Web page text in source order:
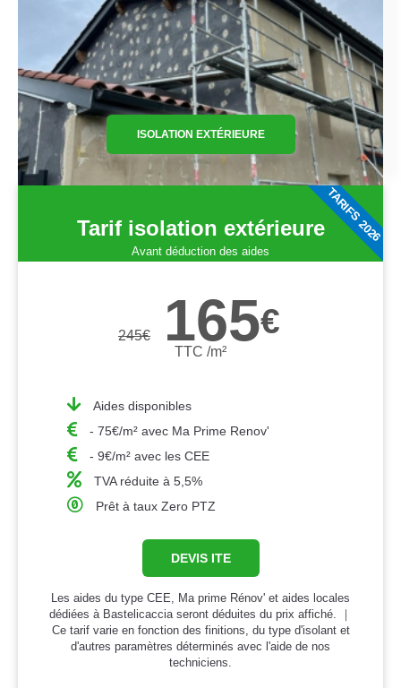
ISOLATION EXTÉRIEURE
Tarif isolation extérieure
Avant déduction des aides
245€ 165€
TTC /m²
Aides disponibles
- 75€/m² avec Ma Prime Renov'
- 9€/m² avec les CEE
TVA réduite à 5,5%
Prêt à taux Zero PTZ
DEVIS ITE
Les aides du type CEE, Ma prime Rénov' et aides locales
dédiées à Bastelicaccia seront déduites du prix affiché. ｜
Ce tarif varie en fonction des finitions, du type d'isolant et
d'autres paramètres déterminés avec l'aide de nos
techniciens.
TARIFS 2026